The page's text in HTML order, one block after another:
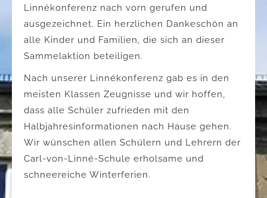
Linnékonferenz nach vorn gerufen und
ausgezeichnet. Ein herzlichen Dankeschön an
alle Kinder und Familien, die sich an dieser
Sammelaktion beteiligen.
Nach unserer Linnékonferenz gab es in den
meisten Klassen Zeugnisse und wir hoffen,
dass alle Schüler zufrieden mit den
Halbjahresinformationen nach Hause gehen.
Wir wünschen allen Schülern und Lehrern der
Carl-von-Linné-Schule erholsame und
schneereiche Winterferien.